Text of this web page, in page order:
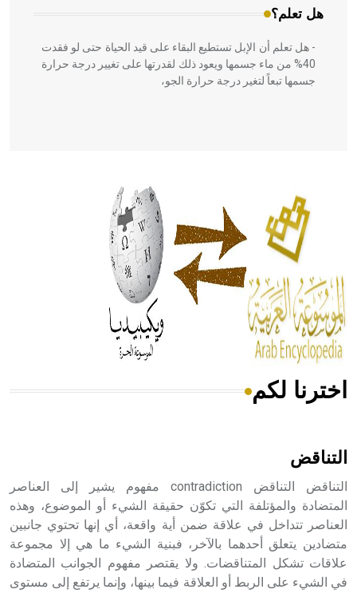
هل تعلم؟
- هل تعلم أن الإبل تستطيع البقاء على قيد الحياة حتى لو فقدت
40% من ماء جسمها ويعود ذلك لقدرتها على تغيير درجة حرارة
جسمها تبعاً لتغير درجة حرارة الجو،
الحكم، الأدلة، تنظيم التغذية، ورسالته في جروح الرأس. ويعود
له الفضل بأنه حرر الطب من الدين والفلسفة.
- هل تعلم أن المرجان إفراز حيواني يتكون في البحر ويتركب
من مادة كربونات الكلسيوم، وهو أحمر أو شديد الحمرة وهو
أجود أنواعه، ويمتاز بكبر الحجم ويسمى الش
هل تعلم أن الأبسيد كلمة فرنسية اللفظ تم اعتمادها مصطلحاً
- هل تعلم أن أبجر Abgar اسم معروف جيداً يعود إلى عدد من
الملوك الذين حكموا مدينة إديسا (الرها) من أبجر الأول وحتى
التاسع، وهم ينتسبون إلى أسرة أوسروين
اخترنا لكم
التناقض
التناقض التناقض contradiction مفهوم يشير إلى العناصر
المتضادة والمؤتلفة التي تكوّن حقيقة الشيء أو الموضوع، وهذه
العناصر تتداخل في علاقة ضمن أية واقعة، أي إنها تحتوي جانبين
متضادين يتعلق أحدهما بالآخر، فبنية الشيء ما هي إلا مجموعة
علاقات تشكل المتناقضات. ولا يقتصر مفهوم الجوانب المتضادة
في الشيء على الربط أو العلاقة فيما بينها، وإنما يرتفع إلى مستوى